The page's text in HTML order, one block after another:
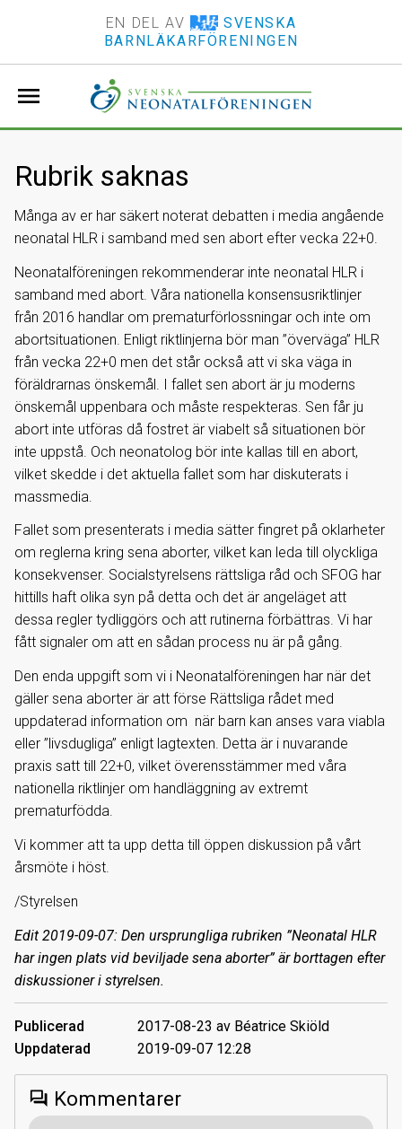
EN DEL AV
SVENSKA
BARNLÄKARFÖRENINGEN
menu
Rubrik saknas
Många av er har säkert noterat debatten i media angående
neonatal HLR i samband med sen abort efter vecka 22+0.
Neonatalföreningen rekommenderar inte neonatal HLR i
samband med abort. Våra nationella konsensusriktlinjer
från 2016 handlar om prematurförlossningar och inte om
abortsituationen. Enligt riktlinjerna bör man ”överväga” HLR
från vecka 22+0 men det står också att vi ska väga in
föräldrarnas önskemål. I fallet sen abort är ju moderns
önskemål uppenbara och måste respekteras. Sen får ju
abort inte utföras då fostret är viabelt så situationen bör
inte uppstå. Och neonatolog bör inte kallas till en abort,
vilket skedde i det aktuella fallet som har diskuterats i
massmedia.
Fallet som presenterats i media sätter fingret på oklarheter
om reglerna kring sena aborter, vilket kan leda till olyckliga
konsekvenser. Socialstyrelsens rättsliga råd och SFOG har
hittills haft olika syn på detta och det är angeläget att
dessa regler tydliggörs och att rutinerna förbättras. Vi har
fått signaler om att en sådan process nu är på gång.
Den enda uppgift som vi i Neonatalföreningen har när det
gäller sena aborter är att förse Rättsliga rådet med
uppdaterad information om när barn kan anses vara viabla
eller ”livsdugliga” enligt lagtexten. Detta är i nuvarande
praxis satt till 22+0, vilket överensstämmer med våra
nationella riktlinjer om handläggning av extremt
prematurfödda.
Vi kommer att ta upp detta till öppen diskussion på vårt
årsmöte i höst.
/Styrelsen
Edit 2019-09-07: Den ursprungliga rubriken ”Neonatal HLR
har ingen plats vid beviljade sena aborter” är borttagen efter
diskussioner i styrelsen.
Publicerad
2017-08-23 av Béatrice Skiöld
Uppdaterad
2019-09-07 12:28
forum Kommentarer